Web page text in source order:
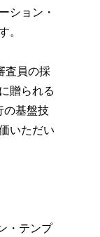
ション・
。
査員の採
贈られる
の基盤技
いただい
・テンプ